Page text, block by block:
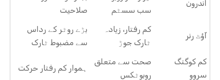
اندرون
سب سسٹم
صلاحیت
آؤٹ رنر
کم رفتار، زیادہ
ٹارک جوڑ
بڑے روٹر کے رداس
سے مضبوط ٹارک
کم کوگنگ
سروو
صحت سے متعلق
روبوٹکس
ہموار کم رفتار حرکت